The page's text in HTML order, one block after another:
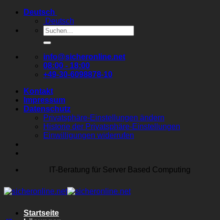
Zum
springen
Deutsch
Deutsch
Suchen
nach:
info@sicheronline.net
08:00 - 18:00
+49-30-6098878-10
Kontakt
Impressum
Datenschutz
Privatsphäre-Einstellungen ändern
Historie der Privatsphäre-Einstellungen
Einwilligungen widerrufen
IT-Beratung für Server Based Computing
Startseite